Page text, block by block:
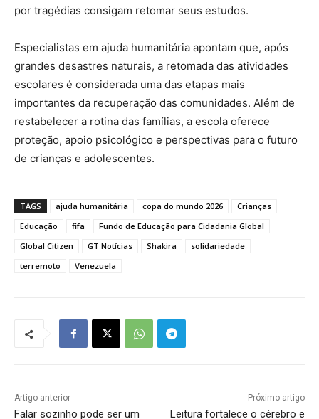
por tragédias consigam retomar seus estudos.
Especialistas em ajuda humanitária apontam que, após
grandes desastres naturais, a retomada das atividades
escolares é considerada uma das etapas mais
importantes da recuperação das comunidades. Além de
restabelecer a rotina das famílias, a escola oferece
proteção, apoio psicológico e perspectivas para o futuro
de crianças e adolescentes.
TAGS ajuda humanitária copa do mundo 2026
Crianças
Educação
fifa
Fundo de Educação para Cidadania Global
Global Citizen
GT Notícias Shakira
solidariedade
terremoto
Venezuela
Artigo anterior
Falar sozinho pode ser um
Próximo artigo
Leitura fortalece o cérebro e